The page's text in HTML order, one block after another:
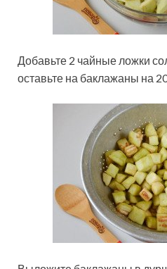
Добавьте 2 чайные ложки
оставьте на баклажаны на